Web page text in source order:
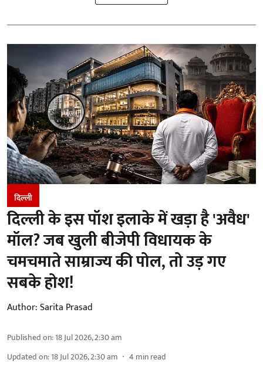
दिल्ली
दिल्ली के इस पॉश इलाके में खड़ा है 'अवैध'
मॉल? जब खुली बीजेपी विधायक के
चमचमाते साम्राज्य की पोल, तो उड़ गए
सबके होश!
Author:Sarita Prasad
Published on:18 Jul 2026, 2:30 am
Updated on:18 Jul 2026, 2:30 am 4 min read